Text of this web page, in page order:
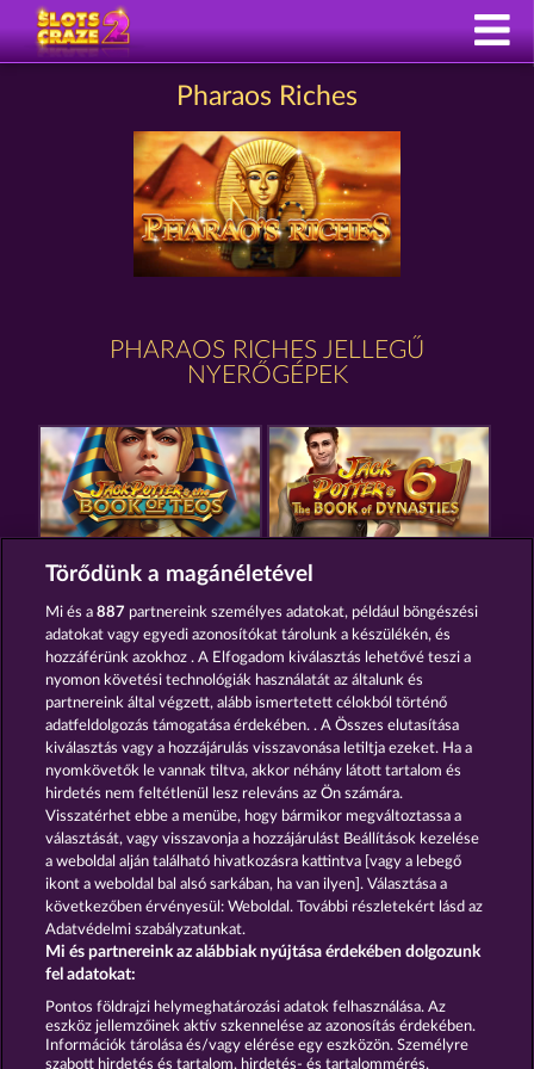
Pharaos Riches
PHARAOS RICHES JELLEGŰ
NYERŐGÉPEK
JACK POTTER AND THE BOOK OF TEOS
JACK POTTER AND THE BOOK OF DYNASTIES RAMSES BOOK
Részvételi feltételek
Adatkezelési tájékoztató Impresszum
A cég GYIK
Törődünk a magánéletével
Mi és a887 partnereink személyes adatokat, például böngészési
adatokat vagy egyedi azonosítókat tárolunk a készülékén, és
hozzáférünk azokhoz . A Elfogadom kiválasztás lehetővé teszi a
nyomon követési technológiák használatát az általunk és
partnereink által végzett, alább ismertetett célokból történő
adatfeldolgozás támogatása érdekében. . A Összes elutasítása
kiválasztás vagy a hozzájárulás visszavonása letiltja ezeket. Ha a
nyomkövetők le vannak tiltva, akkor néhány látott tartalom és
hirdetés nem feltétlenül lesz releváns az Ön számára.
Visszatérhet ebbe a menübe, hogy bármikor megváltoztassa a
választását, vagy visszavonja a hozzájárulást Beállítások kezelése
a weboldal alján található hivatkozásra kattintva [vagy a lebegő
ikont a weboldal bal alsó sarkában, ha van ilyen]. Választása a
következőben érvényesül: Weboldal. További részletekért lásd az
Adatvédelmi szabályzatunkat.
Mi és partnereink az alábbiak nyújtása érdekében dolgozunk
fel adatokat:
Pontos földrajzi helymeghatározási adatok felhasználása. Az
eszköz jellemzőinek aktív szkennelése az azonosítás érdekében.
Információk tárolása és/vagy elérése egy eszközön. Személyre
szabott hirdetés és tartalom, hirdetés- és tartalommérés,